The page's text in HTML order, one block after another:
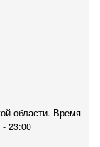
области. Время
- 23:00